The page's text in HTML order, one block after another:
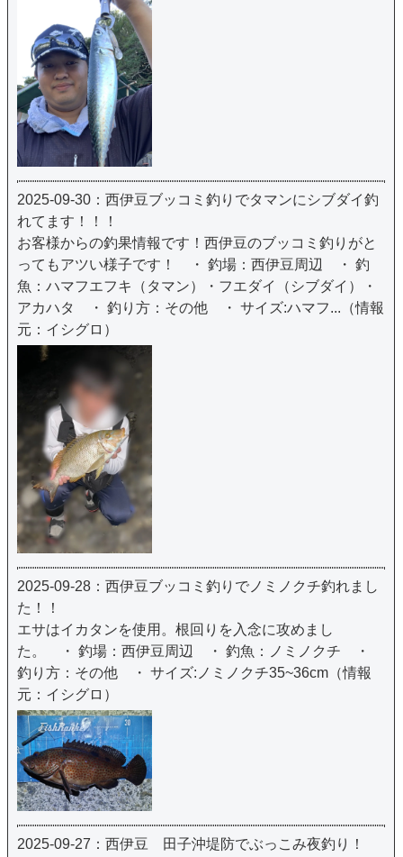
2025-09-30：西伊豆ブッコミ釣りでタマンにシブダイ釣
れてます！！！
お客様からの釣果情報です！西伊豆のブッコミ釣りがと
ってもアツい様子です！ ・ 釣場：西伊豆周辺 ・ 釣
魚：ハマフエフキ（タマン）・フエダイ（シブダイ）・
アカハタ ・ 釣り方：その他 ・ サイズ:ハマフ...（情報
元：イシグロ）
2025-09-28：西伊豆ブッコミ釣りでノミノクチ釣れまし
た！！
エサはイカタンを使用。根回りを入念に攻めまし
た。 ・ 釣場：西伊豆周辺 ・ 釣魚：ノミノクチ ・
釣り方：その他 ・ サイズ:ノミノクチ35~36cm（情報
元：イシグロ）
2025-09-27：西伊豆 田子沖堤防でぶっこみ夜釣り！